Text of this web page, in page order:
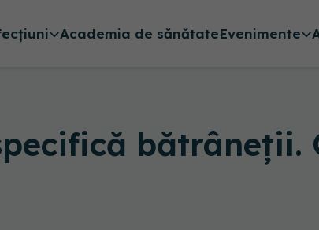
Academia de sănătateEvenimente
bătrâneții.